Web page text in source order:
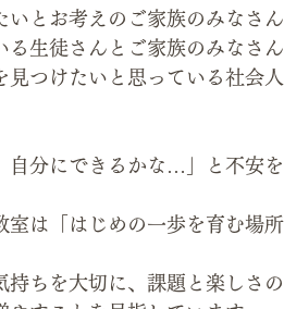
とお考えのご家族のみなさん
生徒さんとご家族のみなさん
見つけたいと思っている社会
自分にできるかな…」と不安
室は「はじめの一歩を育む場
ちを大切に、課題と楽しさの